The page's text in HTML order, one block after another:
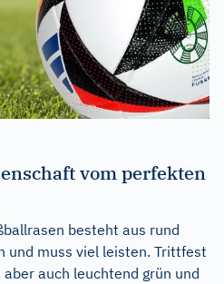
vom perfekten
besteht aus rund
und muss viel leisten. Trittfest
auch leuchtend grün und